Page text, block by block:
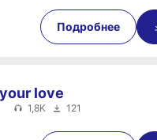
00:28
Подробнее
00:23
love
1,8K 121